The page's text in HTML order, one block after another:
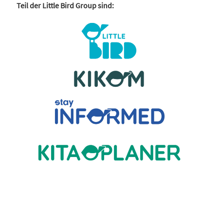
Teil der Little Bird Group sind: